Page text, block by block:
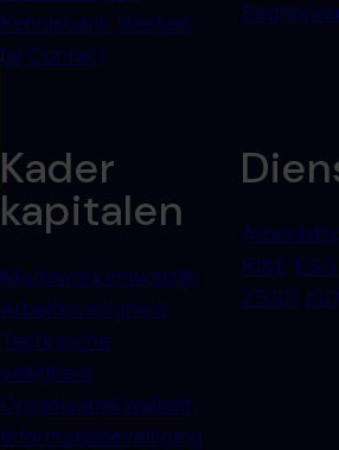
Kennisbank Werken
bij Contact
Kader
kapitalen
Medewerkerswelzijn
Arbeidsveiligheid
Technische
veiligheid
Organisatiekwaliteit
Informatiebeveiliging
RI&E ESG
27001